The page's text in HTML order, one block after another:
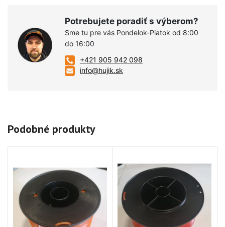
Potrebujete poradiť s výberom?
Sme tu pre vás Pondelok-Piatok od 8:00
do 16:00
+421 905 942 098
info@hujik.sk
Podobné produkty